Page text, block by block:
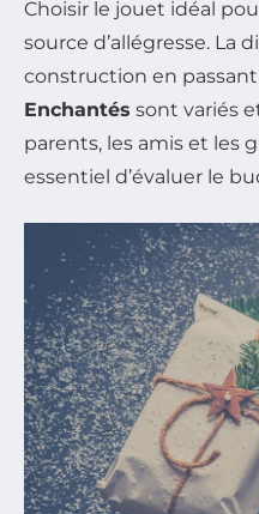
Choisir le jouet idéal
source d’allégresse. La
construction en passant
Enchantés sont variés
parents, les amis et les
essentiel d’évaluer le